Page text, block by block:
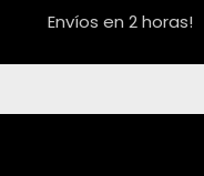
Envíos en 2 horas!